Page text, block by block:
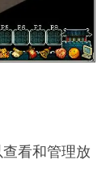
看和管理放